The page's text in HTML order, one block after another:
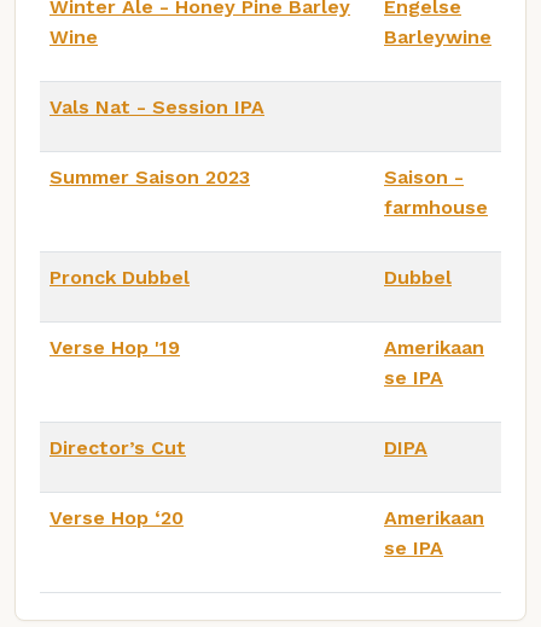
Winter Ale - Honey Pine Barley
Wine
Engelse
Barleywine
Vals Nat - Session IPA
Summer Saison 2023
Saison -
farmhouse
Pronck Dubbel Dubbel
Verse Hop '19
Amerikaan
se IPA
Director’s Cut DIPA
Verse Hop ‘20
Amerikaan
se IPA